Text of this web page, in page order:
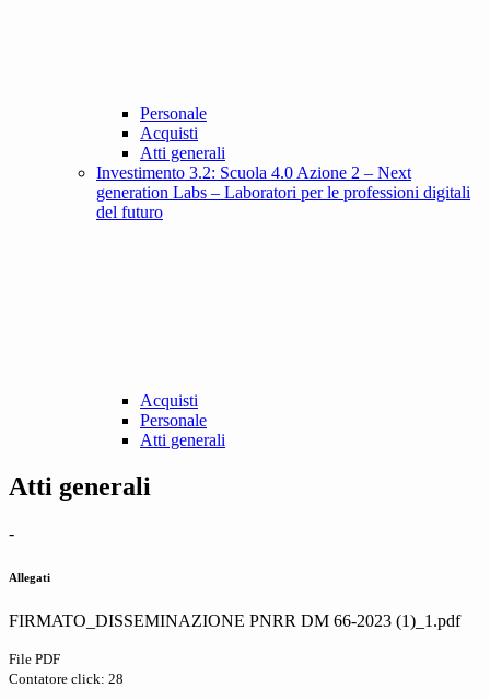
Personale
Acquisti
Atti generali
Investimento 3.2: Scuola 4.0 Azione 2 – Next
generation Labs – Laboratori per le professioni digitali
del futuro
Acquisti
Personale
Atti generali
Atti generali
-
Allegati
FIRMATO_DISSEMINAZIONE PNRR DM 66-2023 (1)_1.pdf
File PDF
Contatore click: 28